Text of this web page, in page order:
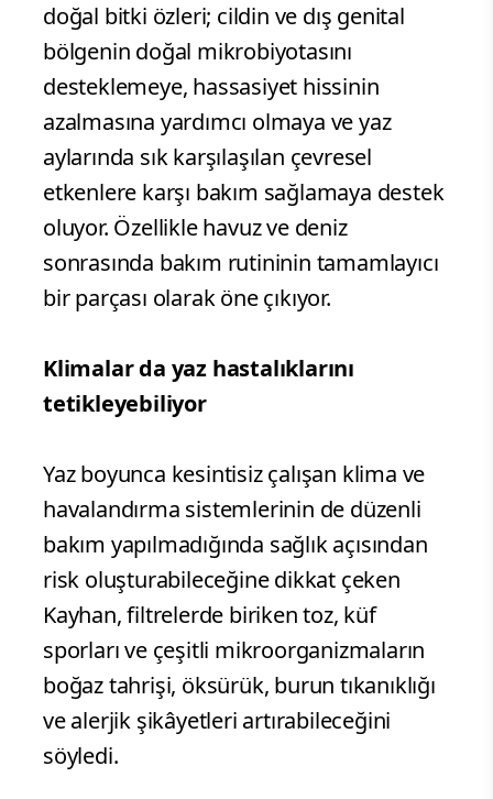
doğal bitki özleri; cildin ve dış genital
bölgenin doğal mikrobiyotasını
desteklemeye, hassasiyet hissinin
azalmasına yardımcı olmaya ve yaz
aylarında sık karşılaşılan çevresel
etkenlere karşı bakım sağlamaya destek
oluyor. Özellikle havuz ve deniz
sonrasında bakım rutininin tamamlayıcı
bir parçası olarak öne çıkıyor.
Klimalar da yaz hastalıklarını
tetikleyebiliyor
Yaz boyunca kesintisiz çalışan klima ve
havalandırma sistemlerinin de düzenli
bakım yapılmadığında sağlık açısından
risk oluşturabileceğine dikkat çeken
Kayhan, filtrelerde biriken toz, küf
sporları ve çeşitli mikroorganizmaların
boğaz tahrişi, öksürük, burun tıkanıklığı
ve alerjik şikâyetleri artırabileceğini
söyledi.